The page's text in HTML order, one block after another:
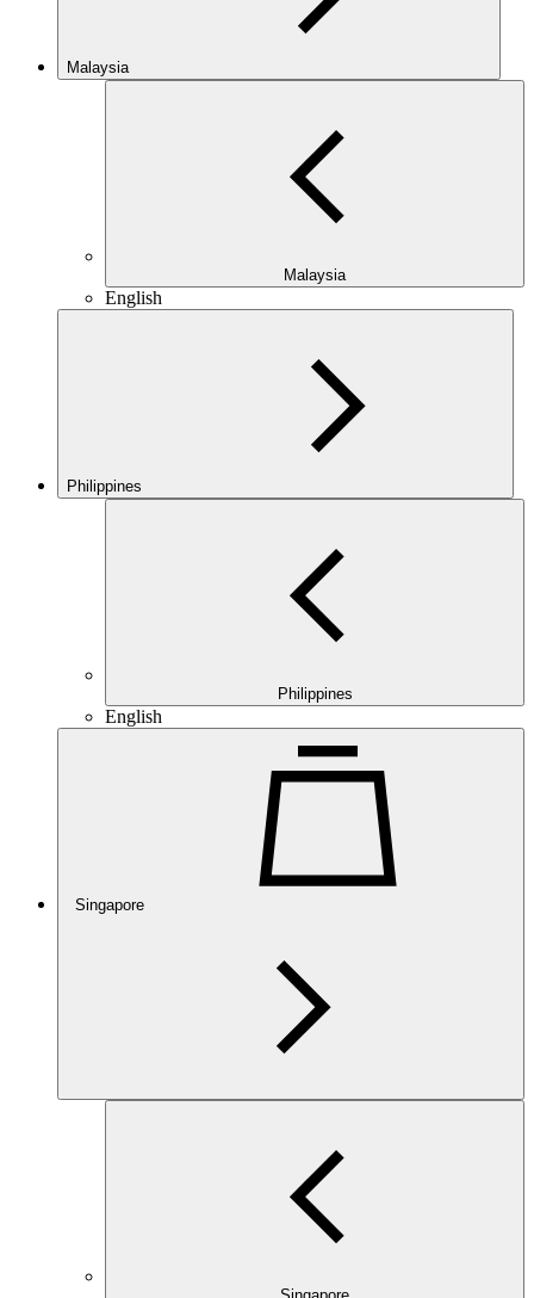
Malaysia
Malaysia
English
Philippines
Philippines
English
Singapore